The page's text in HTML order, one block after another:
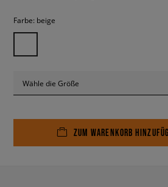
Farbe: beige
Wähle die Größe
ZUM WARENKORB